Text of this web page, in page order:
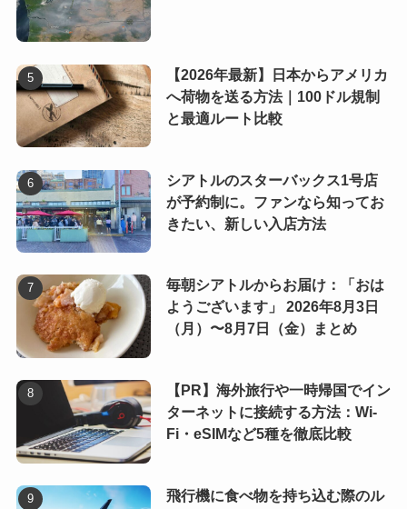
【2026年最新】日本からアメリカ
へ荷物を送る方法｜100ドル規制
と最適ルート比較
シアトルのスターバックス1号店
が予約制に。ファンなら知ってお
きたい、新しい入店方法
毎朝シアトルからお届け：「おは
ようございます」 2026年8月3日
（月）〜8月7日（金）まとめ
【PR】海外旅行や一時帰国でイン
ターネットに接続する方法：Wi-
Fi・eSIMなど5種を徹底比較
飛行機に食べ物を持ち込む際のル